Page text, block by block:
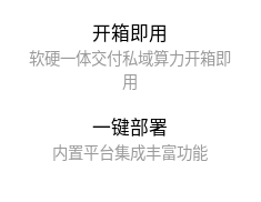
开箱即用
软硬一体交付私域算力开箱即
用
一键部署
内置平台集成丰富功能